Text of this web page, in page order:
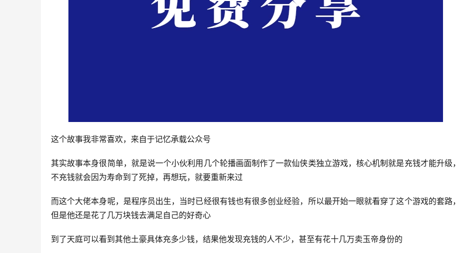
这个故事我非常喜欢，来自于记忆承载公众号
其实故事本身很简单，就是说一个小伙利用几个轮播画面制作了一款仙侠类独立游戏，核心机制就是充钱才能升级，
不充钱就会因为寿命到了死掉，再想玩，就要重新来过
而这个大佬本身呢，是程序员出生，当时已经很有钱也有很多创业经验，所以最开始一眼就看穿了这个游戏的套路，
但是他还是花了几万块钱去满足自己的好奇心
到了天庭可以看到其他土豪具体充多少钱，结果他发现充钱的人不少，甚至有花十几万卖玉帝身份的